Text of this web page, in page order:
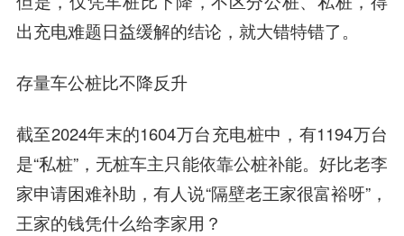
出充电难题日益缓解的结论，就大错特错了。
存量车公桩比不降反升
截至2024年末的1604万台充电桩中，有1194万台
是“私桩”，无桩车主只能依靠公桩补能。好比老李
家申请困难补助，有人说“隔壁老王家很富裕呀”，
王家的钱凭什么给李家用？